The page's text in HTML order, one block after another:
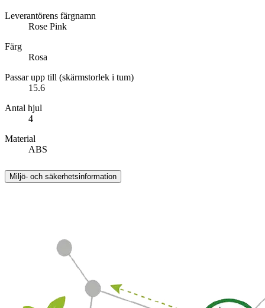
Leverantörens färgnamn
Rose Pink
Färg
Rosa
Passar upp till (skärmstorlek i tum)
15.6
Antal hjul
4
Material
ABS
Miljö- och säkerhetsinformation